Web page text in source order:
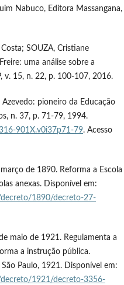
Nabuco, Editora Massangana,
SOUZA, Cristiane
uma análise sobre a
v. 15, n. 22, p. 100-107, 2016.
pioneiro da Educação
n. 37, p. 71-79, 1994.
901X.v0i37p71-79. Acesso
de 1890. Reforma a Escola
anexas. Disponível em:
1890/decreto-27-
maio de 1921. Regulamenta a
a instrução pública.
Paulo, 1921. Disponível em:
1921/decreto-3356-